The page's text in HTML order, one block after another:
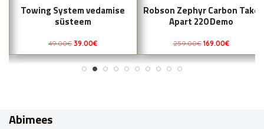
Towing System vedamise
süsteem
49.00€ 39.00€
Robson Zephyr Carbon Take
Apart 220 Demo
259.00€ 169.00€
Abimees